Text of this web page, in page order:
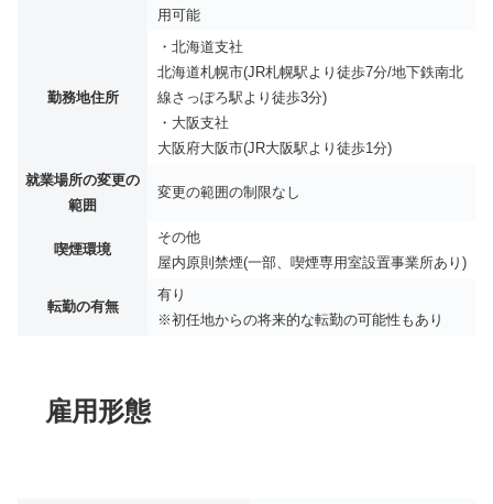
用可能
勤務地住所
・北海道支社
北海道札幌市(JR札幌駅より徒歩7分/地下鉄南北
線さっぽろ駅より徒歩3分)
・大阪支社
大阪府大阪市(JR大阪駅より徒歩1分)
就業場所の変更の
範囲
変更の範囲の制限なし
喫煙環境
その他
屋内原則禁煙(一部、喫煙専用室設置事業所あり)
転勤の有無
有り
※初任地からの将来的な転勤の可能性もあり
雇用形態